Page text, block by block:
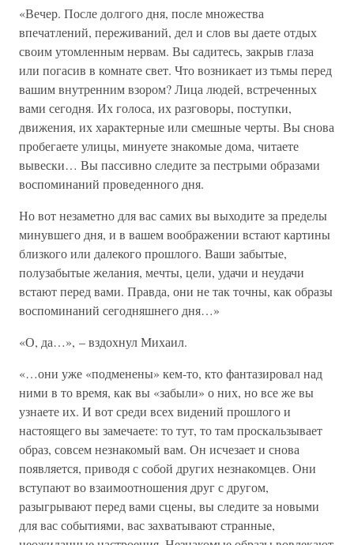
«Вечер. После долгого дня, после множества
впечатлений, переживаний, дел и слов вы даете отдых
своим утомленным нервам. Вы садитесь, закрыв глаза
или погасив в комнате свет. Что возникает из тьмы перед
вашим внутренним взором? Лица людей, встреченных
вами сегодня. Их голоса, их разговоры, поступки,
движения, их характерные или смешные черты. Вы снова
пробегаете улицы, минуете знакомые дома, читаете
вывески… Вы пассивно следите за пестрыми образами
воспоминаний проведенного дня.
Но вот незаметно для вас самих вы выходите за пределы
минувшего дня, и в вашем воображении встают картины
близкого или далекого прошлого. Ваши забытые,
полузабытые желания, мечты, цели, удачи и неудачи
встают перед вами. Правда, они не так точны, как образы
воспоминаний сегодняшнего дня…»
«О, да…», – вздохнул Михаил.
«…они уже «подменены» кем-то, кто фантазировал над
ними в то время, как вы «забыли» о них, но все же вы
узнаете их. И вот среди всех видений прошлого и
настоящего вы замечаете: то тут, то там проскальзывает
образ, совсем незнакомый вам. Он исчезает и снова
появляется, приводя с собой других незнакомцев. Они
вступают во взаимоотношения друг с другом,
разыгрывают перед вами сцены, вы следите за новыми
для вас событиями, вас захватывают странные,